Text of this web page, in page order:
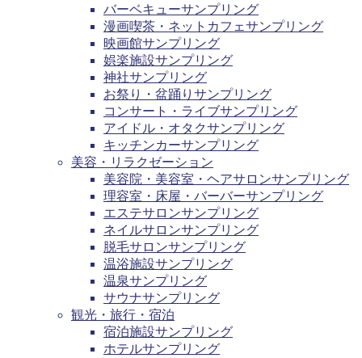
バーベキューサンプリング
漫画喫茶・ネットカフェサンプリング
映画館サンプリング
娯楽施設サンプリング
神社サンプリング
お祭り・盆踊りサンプリング
コンサート・ライブサンプリング
アイドル・オタクサンプリング
キッチンカーサンプリング
美容・リラクゼーション
美容院・美容室・ヘアサロンサンプリング
理容室・床屋・バーバーサンプリング
エステサロンサンプリング
ネイルサロンサンプリング
脱毛サロンサンプリング
温浴施設サンプリング
温泉サンプリング
サウナサンプリング
観光・旅行・宿泊
宿泊施設サンプリング
ホテルサンプリング